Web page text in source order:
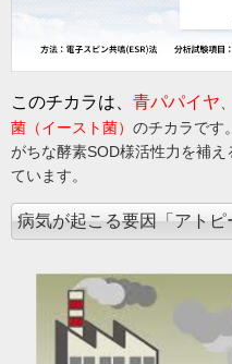
このチカラは、 青パパイヤ、
菌（イースト菌） のチカラです
がちな酵素SOD様活性力を補
ています。
病気が起こる要因「アトピ